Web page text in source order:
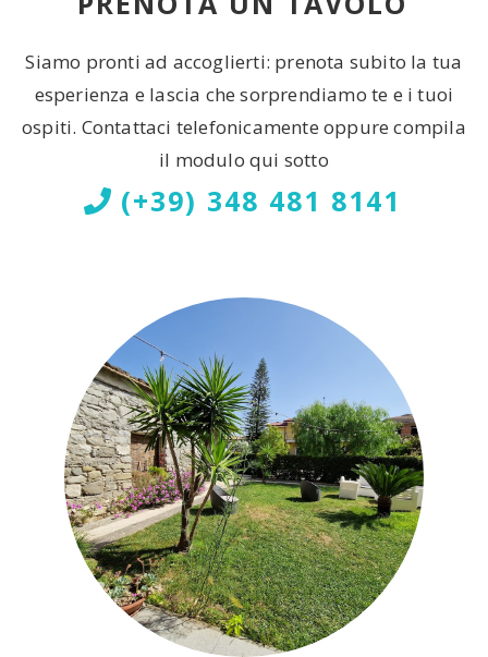
Siamo pronti ad accoglierti: prenota subito la tua
esperienza e lascia che sorprendiamo te e i tuoi
ospiti. Contattaci telefonicamente oppure compila
il modulo qui sotto
(+39) 348 481 8141